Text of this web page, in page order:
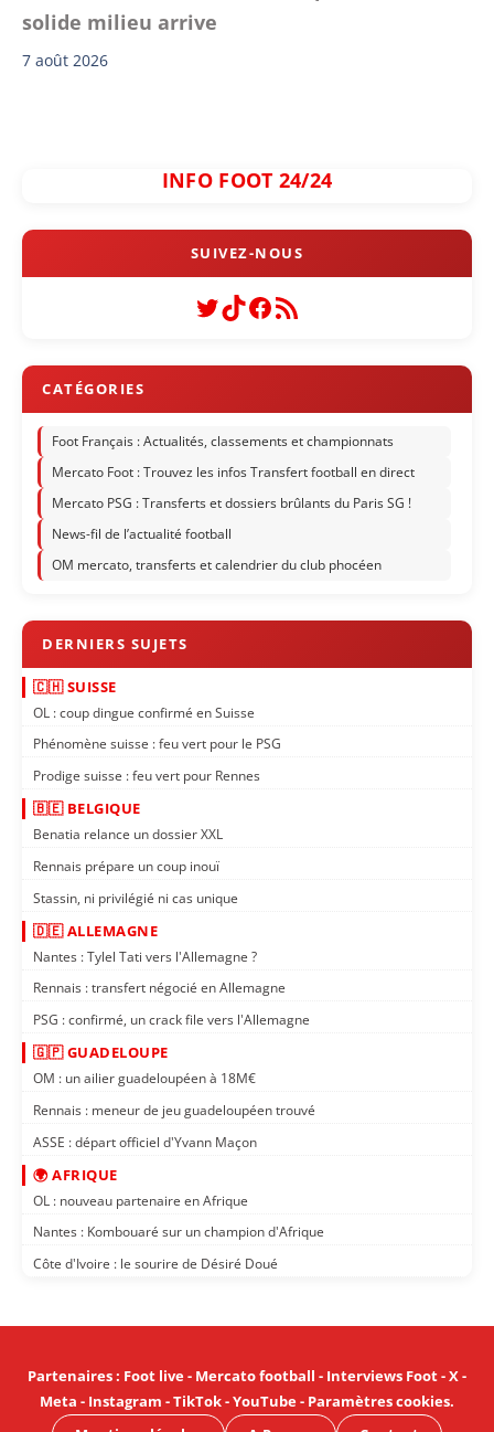
solide milieu arrive
7 août 2026
INFO FOOT 24/24
Twitter
TikTok
Facebook
Flux RSS
Foot Français : Actualités, classements et championnats
Mercato Foot : Trouvez les infos Transfert football en direct
Mercato PSG : Transferts et dossiers brûlants du Paris SG !
News-fil de l’actualité football
OM mercato, transferts et calendrier du club phocéen
🇨🇭 SUISSE
OL : coup dingue confirmé en Suisse
Phénomène suisse : feu vert pour le PSG
Prodige suisse : feu vert pour Rennes
🇧🇪 BELGIQUE
Benatia relance un dossier XXL
Rennais prépare un coup inouï
Stassin, ni privilégié ni cas unique
🇩🇪 ALLEMAGNE
Nantes : Tylel Tati vers l'Allemagne ?
Rennais : transfert négocié en Allemagne
PSG : confirmé, un crack file vers l'Allemagne
🇬🇵 GUADELOUPE
OM : un ailier guadeloupéen à 18M€
Rennais : meneur de jeu guadeloupéen trouvé
ASSE : départ officiel d'Yvann Maçon
🌍 AFRIQUE
OL : nouveau partenaire en Afrique
Nantes : Kombouaré sur un champion d'Afrique
Côte d'Ivoire : le sourire de Désiré Doué
Partenaires: Foot live- Mercato football - Interviews Foot-X-
Meta - Instagram -TikTok-YouTube- Paramètres cookies.